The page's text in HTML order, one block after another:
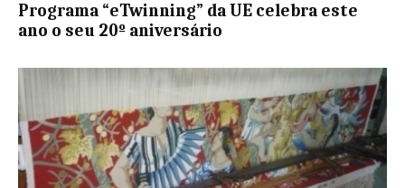
Programa “eTwinning” da UE celebra este
ano o seu 20º aniversário